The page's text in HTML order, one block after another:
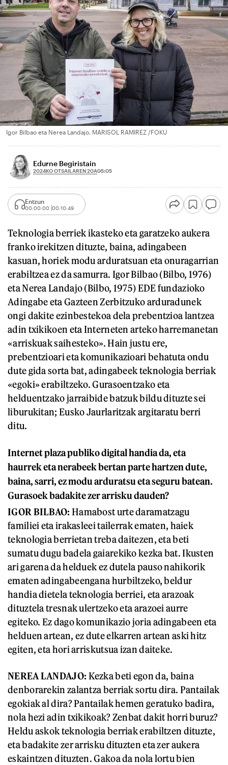
Igor Bilbao eta Nerea Landajo. MARISOL RAMIREZ /FOKU
Edurne Begiristain
2024KO OTSAILAREN 20A05:05
Entzun
00:00:00 00:10:49
Teknologia berriek ikasteko eta garatzeko aukera
franko irekitzen dituzte, baina, adingabeen
kasuan, horiek modu arduratsuan eta onuragarrian
erabiltzea ez da samurra. Igor Bilbao (Bilbo, 1976)
eta Nerea Landajo (Bilbo, 1975) EDE fundazioko
Adingabe eta Gazteen Zerbitzuko arduradunek
ongi dakite ezinbestekoa dela prebentzioa lantzea
adin txikikoen eta Interneten arteko harremanetan
«arriskuak saihesteko». Hain justu ere,
prebentzioari eta komunikazioari behatuta ondu
dute gida sorta bat, adingabeek teknologia berriak
«egoki» erabiltzeko. Gurasoentzako eta
helduentzako jarraibide batzuk bildu dituzte sei
liburukitan; Eusko Jaurlaritzak argitaratu berri
ditu.
Internet plaza publiko digital handia da, eta
haurrek eta nerabeek bertan parte hartzen dute,
baina, sarri, ez modu arduratsu eta seguru batean.
Gurasoek badakite zer arrisku dauden?
IGOR BILBAO: Hamabost urte daramatzagu
familiei eta irakasleei tailerrak ematen, haiek
teknologia berrietan treba daitezen, eta beti
sumatu dugu badela gaiarekiko kezka bat. Ikusten
ari garena da helduek ez dutela pauso nahikorik
ematen adingabeengana hurbiltzeko, beldur
handia dietela teknologia berriei, eta arazoak
dituztela tresnak ulertzeko eta arazoei aurre
egiteko. Ez dago komunikazio joria adingabeen eta
helduen artean, ez dute elkarren artean aski hitz
egiten, eta hori arriskutsua izan daiteke.
NEREA LANDAJO: Kezka beti egon da, baina
denborarekin zalantza berriak sortu dira. Pantailak
egokiak al dira? Pantailak hemen geratuko badira,
nola hezi adin txikikoak? Zenbat dakit horri buruz?
Heldu askok teknologia berriak erabiltzen dituzte,
eta badakite zer arrisku dituzten eta zer aukera
eskaintzen dituzten. Gakoa da nola lortu bien